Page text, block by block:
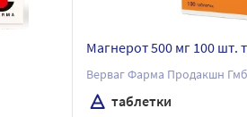
Магнерот 500 мг 100 шт.
Верваг Фарма Продакшн
таблетки